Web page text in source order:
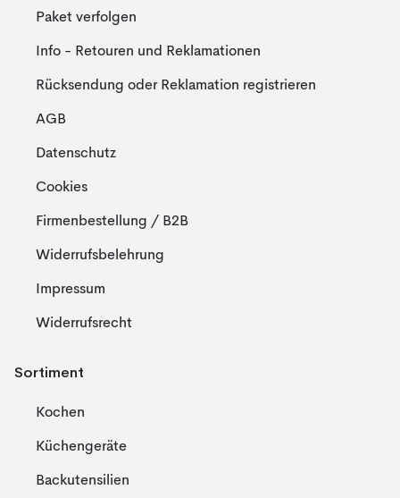
Paket verfolgen
Info - Retouren und Reklamationen
Rücksendung oder Reklamation registrieren
AGB
Datenschutz
Cookies
Firmenbestellung / B2B
Widerrufsbelehrung
Impressum
Widerrufsrecht
Sortiment
Kochen
Küchengeräte
Backutensilien